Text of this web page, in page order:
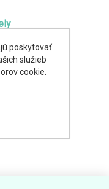
poskytovať
služieb
cookie.